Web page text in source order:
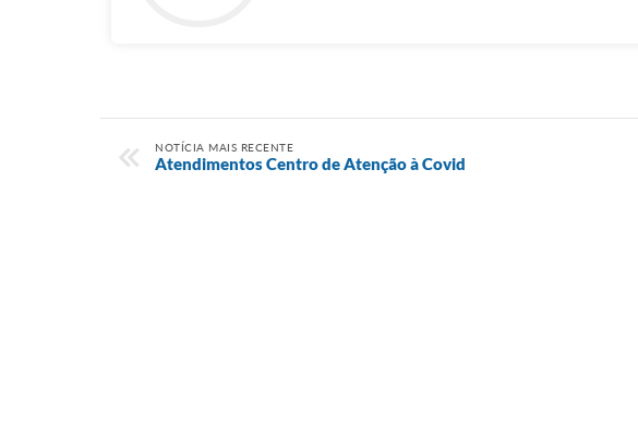
NOTÍCIA MAIS RECENTE
Atendimentos Centro de Atenção à Covid